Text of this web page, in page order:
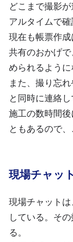
どこまで撮影
アルタイムで確
現在も帳票作
共有のおかげ
められるように
また、撮り忘
と同時に連絡
施工の数時間
ともあるので、
現場チャッ
現場チャット
している。そ
る。